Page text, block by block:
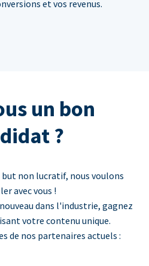
et vos revenus.
un bon
?
but non lucratif, nous voulons
avec vous !
dans l'industrie, gagnez
votre contenu unique.
de nos partenaires actuels :